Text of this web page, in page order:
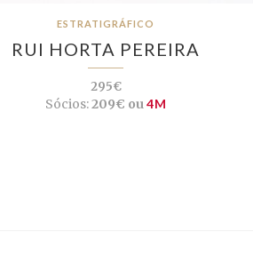
ESTRATIGRÁFICO
RUI HORTA PEREIRA
295€
Sócios:209€ ou 4M